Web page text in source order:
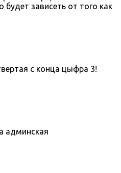
будет зависеть от того как
с конца цыфра 3!
админская